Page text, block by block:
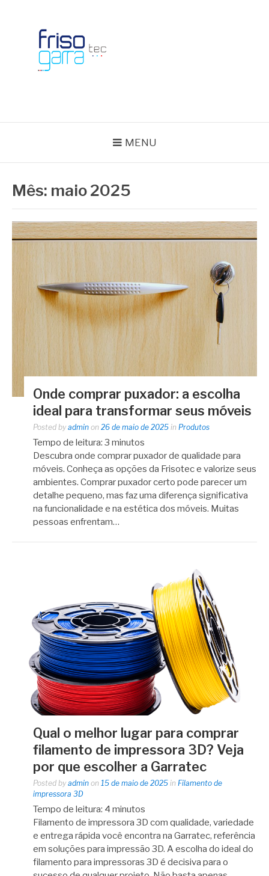
MENU
Mês: maio 2025
Onde comprar puxador: a escolha
ideal para transformar seus móveis
Posted by admin on 26 de maio de 2025 in Produtos
Tempo de leitura: 3 minutos
Descubra onde comprar puxador de qualidade para
móveis. Conheça as opções da Frisotec e valorize seus
ambientes. Comprar puxador certo pode parecer um
detalhe pequeno, mas faz uma diferença significativa
na funcionalidade e na estética dos móveis. Muitas
pessoas enfrentam…
Qual o melhor lugar para comprar
filamento de impressora 3D? Veja
por que escolher a Garratec
Posted by admin on 15 de maio de 2025 in Filamento de
impressora 3D
Tempo de leitura: 4 minutos
Filamento de impressora 3D com qualidade, variedade
e entrega rápida você encontra na Garratec, referência
em soluções para impressão 3D. A escolha do ideal do
filamento para impressoras 3D é decisiva para o